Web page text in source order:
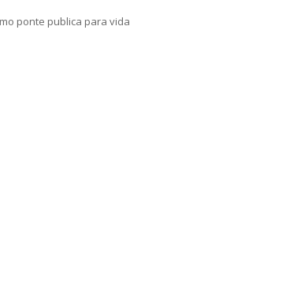
ponte publica para vida